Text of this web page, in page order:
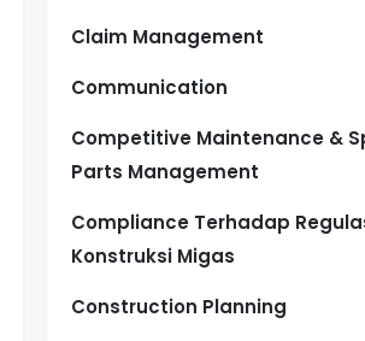
Claim Management
Communication
Competitive Maintenance &
Parts Management
Compliance Terhadap
Konstruksi Migas
Construction Planning